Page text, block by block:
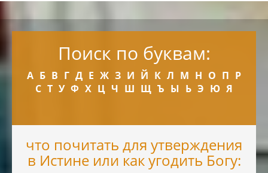
Поиск по буквам:
А Б В Г Д Е Ж З И Й К Л М Н О П Р
С Т У Ф Х Ц Ч Ш Щ Ъ Ы Ь Э Ю Я
что почитать для утверждения
в Истине или как угодить Богу: